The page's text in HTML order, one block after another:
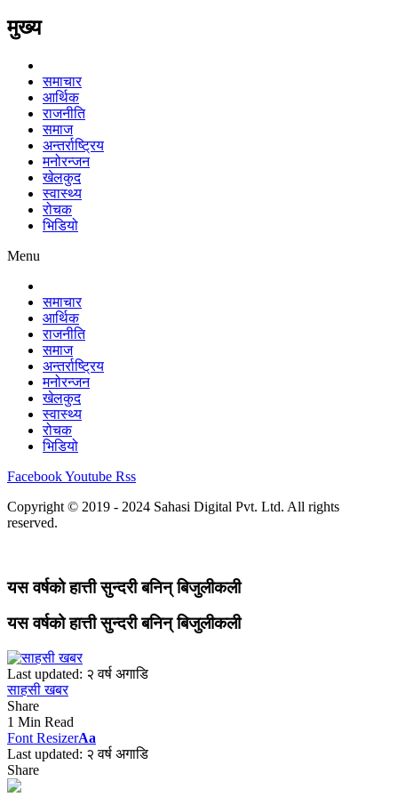
मुख्य
समाचार
आर्थिक
राजनीति
समाज
अन्तर्राष्ट्रिय
मनोरन्जन
खेलकुद
स्वास्थ्य
रोचक
भिडियो
Menu
समाचार
आर्थिक
राजनीति
समाज
अन्तर्राष्ट्रिय
मनोरन्जन
खेलकुद
स्वास्थ्य
रोचक
भिडियो
FacebookYoutube Rss
Copyright © 2019 - 2024 Sahasi Digital Pvt. Ltd. All rights
reserved.
यस वर्षको हात्ती सुन्दरी बनिन् बिजुलीकली
यस वर्षको हात्ती सुन्दरी बनिन् बिजुलीकली
Last updated: २ वर्ष अगाडि
साहसी खबर
Share
1 Min Read
Font ResizerAa
Last updated: २ वर्ष अगाडि
Share